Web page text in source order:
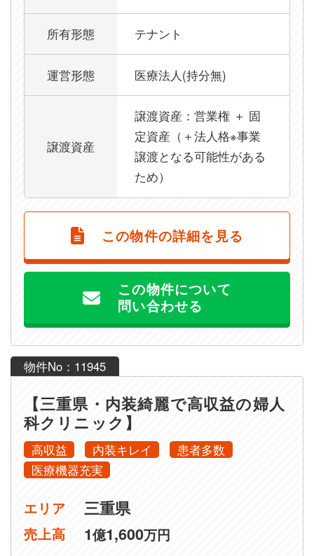
所有形態 テナント
運営形態 医療法人(持分無)
譲渡資産
譲渡資産：営業権 ＋ 固
定資産（＋法人格※事業
譲渡となる可能性がある
ため）
この物件の詳細を見る
この物件について
問い合わせる
物件No：11945
【三重県・内装綺麗で高収益の婦人
科クリニック】
高収益 内装キレイ
患者多数
医療機器充実
エリア 三重県
売上高 1億1,600万円